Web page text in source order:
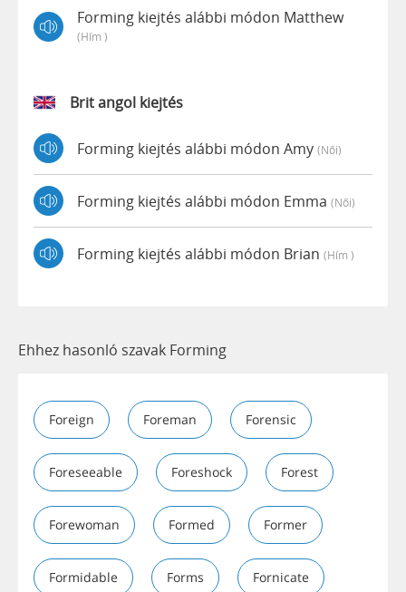
Forming kiejtés alábbi módon Matthew
(hím )
Brit angol kiejtés
Forming kiejtés alábbi módon Amy (női)
Forming kiejtés alábbi módon Emma (női)
Forming kiejtés alábbi módon Brian (hím )
Ehhez hasonló szavak Forming
Foreign Foreman Forensic
Foreseeable Foreshock Forest
Forewoman Formed Former
Formidable Forms Fornicate